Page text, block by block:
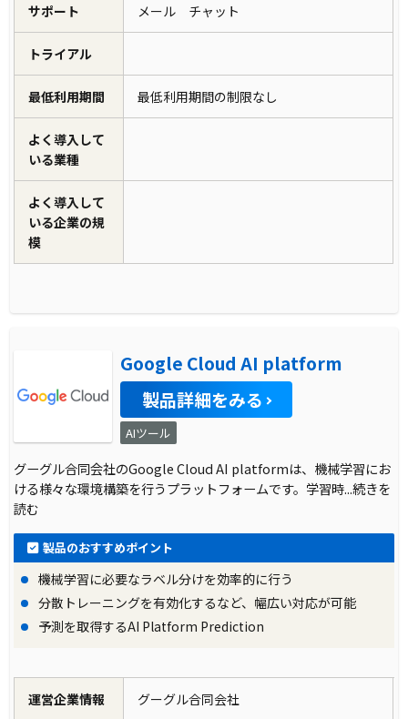
サポート メール チャット
トライアル
最低利用期間 最低利用期間の制限なし
よく導入して
いる業種
よく導入して
いる企業の規
模
Google Cloud AI platform
製品詳細をみる
AIツール
グーグル合同会社のGoogle Cloud AI platformは、機械学習にお
ける様々な環境構築を行うプラットフォームです。学習時...続きを
読む
製品のおすすめポイント
機械学習に必要なラベル分けを効率的に行う
分散トレーニングを有効化するなど、幅広い対応が可能
予測を取得するAI Platform Prediction
運営企業情報 グーグル合同会社